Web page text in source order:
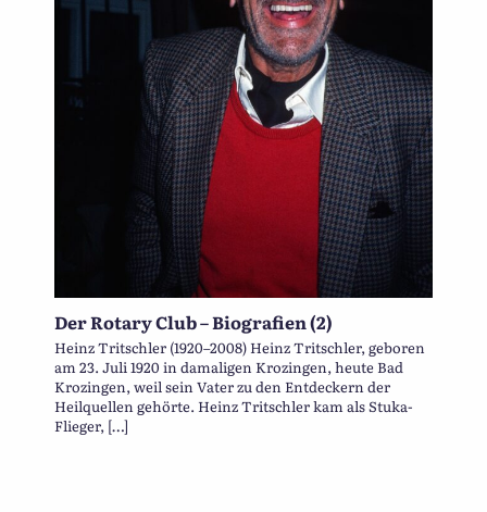
Der Rotary Club – Biografien (2)
Heinz Tritschler (1920–2008) Heinz Tritschler, geboren
am 23. Juli 1920 in damaligen Krozingen, heute Bad
Krozingen, weil sein Vater zu den Entdeckern der
Heilquellen gehörte. Heinz Tritschler kam als Stuka-
Flieger, […]